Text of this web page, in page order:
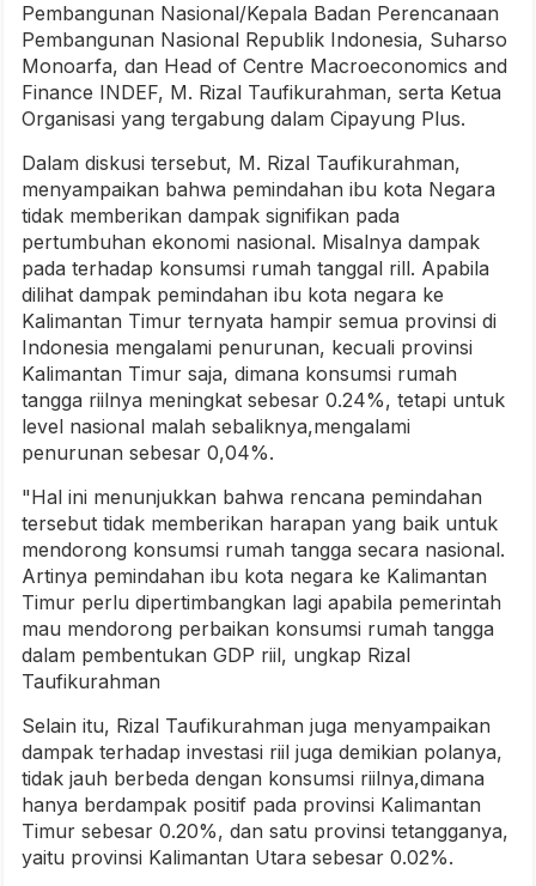
Pembangunan Nasional/Kepala Badan Perencanaan
Pembangunan Nasional Republik Indonesia, Suharso
Monoarfa, dan Head of Centre Macroeconomics and
Finance INDEF, M. Rizal Taufikurahman, serta Ketua
Organisasi yang tergabung dalam Cipayung Plus.
Dalam diskusi tersebut, M. Rizal Taufikurahman,
menyampaikan bahwa pemindahan ibu kota Negara
tidak memberikan dampak signifikan pada
pertumbuhan ekonomi nasional. Misalnya dampak
pada terhadap konsumsi rumah tanggal rill. Apabila
dilihat dampak pemindahan ibu kota negara ke
Kalimantan Timur ternyata hampir semua provinsi di
Indonesia mengalami penurunan, kecuali provinsi
Kalimantan Timur saja, dimana konsumsi rumah
tangga riilnya meningkat sebesar 0.24%, tetapi untuk
level nasional malah sebaliknya,mengalami
penurunan sebesar 0,04%.
"Hal ini menunjukkan bahwa rencana pemindahan
tersebut tidak memberikan harapan yang baik untuk
mendorong konsumsi rumah tangga secara nasional.
Artinya pemindahan ibu kota negara ke Kalimantan
Timur perlu dipertimbangkan lagi apabila pemerintah
mau mendorong perbaikan konsumsi rumah tangga
dalam pembentukan GDP riil, ungkap Rizal
Taufikurahman
Selain itu, Rizal Taufikurahman juga menyampaikan
dampak terhadap investasi riil juga demikian polanya,
tidak jauh berbeda dengan konsumsi riilnya,dimana
hanya berdampak positif pada provinsi Kalimantan
Timur sebesar 0.20%, dan satu provinsi tetangganya,
yaitu provinsi Kalimantan Utara sebesar 0.02%.